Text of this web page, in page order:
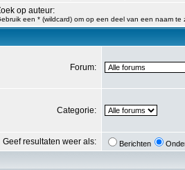
op auteur:
een * (wildcard) om op een deel van een naam te
Forum:
Categorie:
Geef resultaten weer als: Berichten